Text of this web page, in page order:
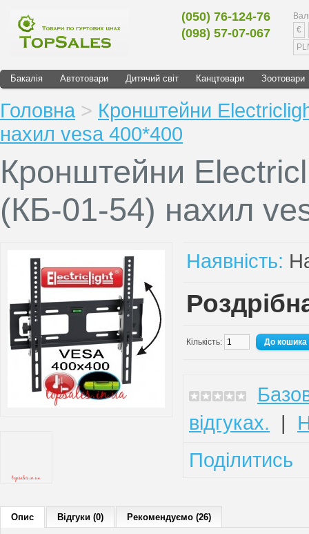
(050) 76-124-76
(098) 57-07-067
€
Бакалія Автотовари Дитячий світ Канцтовари Зоотовари
Головна > Кронштейни
нахил vesa 400*400
Кронштейни
(КБ-01-54) нахил
Наявність:
Кількість:
відгуках. |
Поділитись
Опис Відгуки (0) Рекомендуємо (26)